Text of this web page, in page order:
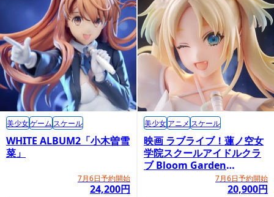
ねんどろいど 橘ヒカリ＆橘ノゾミ セ
WHITE ALBUM2「小木曽雪
菜」
7月6日予約開始
24,200円
美少女ゲーム スケール
映画 ラブライブ！蓮ノ空女
学院スクールアイドルクラ
ブ Bloom Garden
Party「大沢瑠璃乃」7月6日予約開始
20,900円
美少女アニメ スケール